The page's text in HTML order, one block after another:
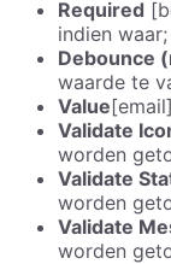
Required
indien waar;
Debounce
waarde te
Value
Validate
worden
Validate
worden
Validate
worden